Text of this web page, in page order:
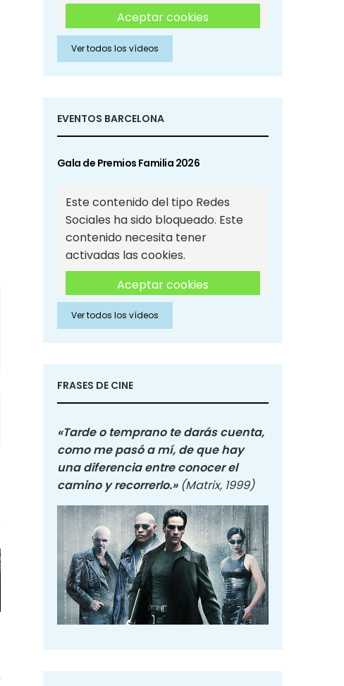
Aceptar cookies
Aceptar cookies de Redes
Sociales
Ver todos los vídeos
EVENTOS BARCELONA
Gala de Premios Familia 2026
Este contenido del tipo Redes
Sociales ha sido bloqueado. Este
contenido necesita tener
activadas las cookies.
Aceptar cookies
Aceptar cookies de Redes
Sociales
Ver todos los vídeos
FRASES DE CINE
«Tarde o temprano te darás cuenta,
como me pasó a mí, de que hay
una diferencia entre conocer el
camino y recorrerlo.» (Matrix, 1999)